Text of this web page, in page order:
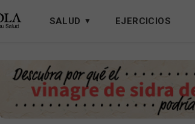
SALUD EJERCICIOS